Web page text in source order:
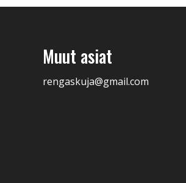
Muut asiat
rengaskuja@gmail.com